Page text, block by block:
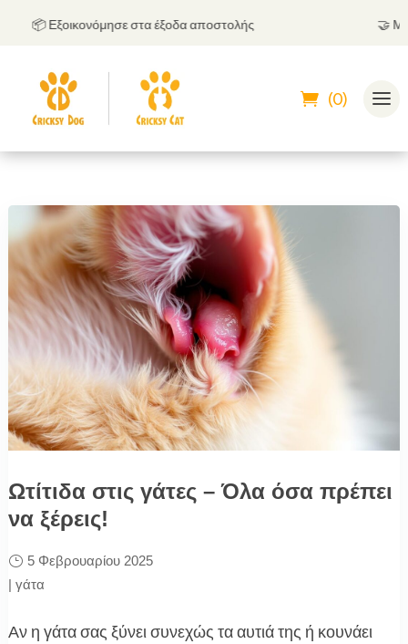
📦 Εξοικονόμησε στα έξοδα αποστολής
(0)
Ωτίτιδα στις γάτες – Όλα όσα πρέπει
να ξέρεις!
5 Φεβρουαρίου 2025
| γάτα
Αν η γάτα σας ξύνει συνεχώς τα αυτιά της ή κουνάει